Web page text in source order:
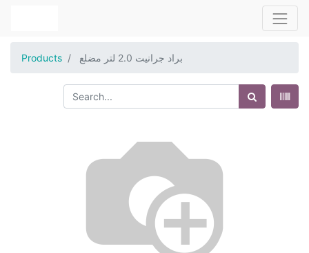
Products براد جرانيت 2.0 لتر مضلع